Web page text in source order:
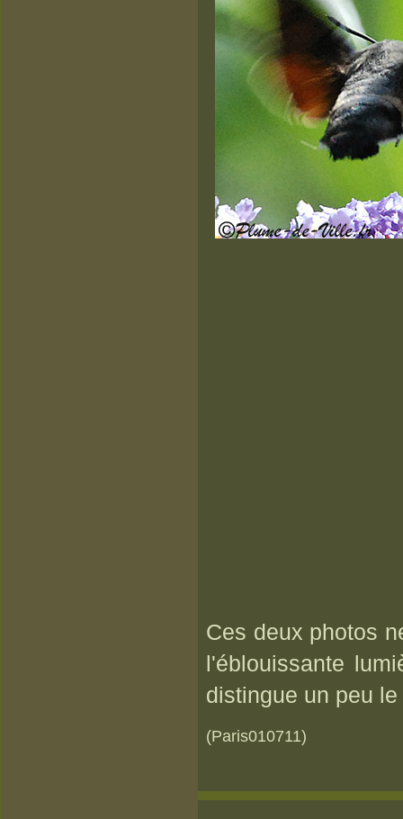
Ces deux photos
l'éblouissante
distingue un peu
(Paris010711)